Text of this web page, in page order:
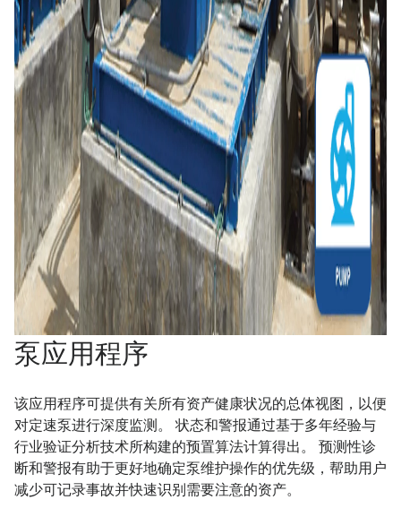
泵应用程序​
该应用程序可提供有关所有资产健康状况的总体视图，以便
对定速泵进行深度监测。 状态和警报通过基于多年经验与
行业验证分析技术所构建的预置算法计算得出。 预测性诊
断和警报有助于更好地确定泵维护操作的优先级，帮助用户
减少可记录事故并快速识别需要注意的资产。​